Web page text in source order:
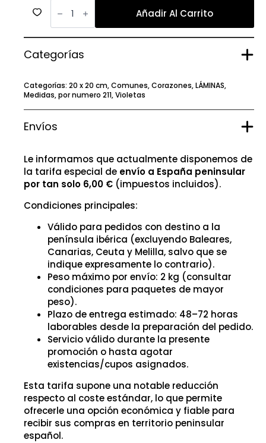
211
cantidad Añadir Al Carrito
Categorías
Categorías: 20 x 20 cm,Comunes,Corazones,LÁMINAS,
Medidas,por numero 211,Violetas
Envíos
Le informamos que actualmente disponemos de
la tarifa especial de envío a España peninsular
por tan solo 6,00 € (impuestos incluidos).
Condiciones principales:
Válido para pedidos con destino a la
península ibérica (excluyendo Baleares,
Canarias, Ceuta y Melilla, salvo que se
indique expresamente lo contrario).
Peso máximo por envío: 2 kg (consultar
condiciones para paquetes de mayor
peso).
Plazo de entrega estimado: 48–72 horas
laborables desde la preparación del pedido.
Servicio válido durante la presente
promoción o hasta agotar
existencias/cupos asignados.
Esta tarifa supone una notable reducción
respecto al coste estándar, lo que permite
ofrecerle una opción económica y fiable para
recibir sus compras en territorio peninsular
español.